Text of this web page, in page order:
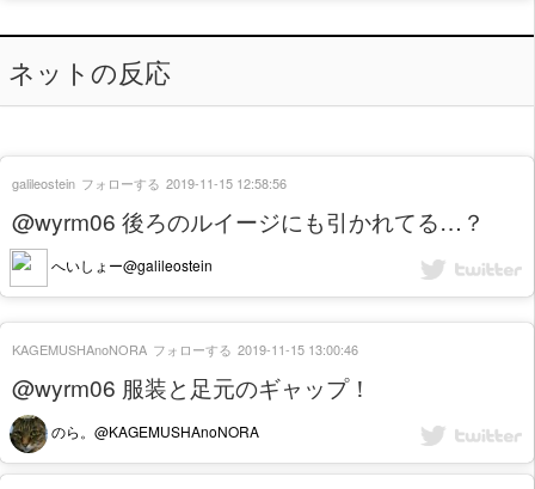
ネットの反応
@wyrm06 後ろのルイージにも引かれてる…？
へいしょー@galileostein
galileostein フォローする 2019-11-15 12:58:56
@wyrm06 服装と足元のギャップ！
のら。@KAGEMUSHAnoNORA
KAGEMUSHAnoNORA フォローする 2019-11-15 13:00:46